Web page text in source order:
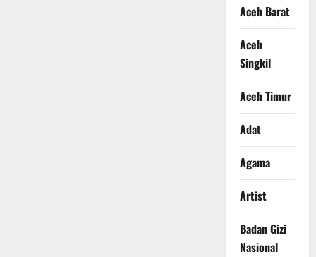
Aceh Barat
Aceh
Singkil
Aceh Timur
Adat
Agama
Artist
Badan Gizi
Nasional